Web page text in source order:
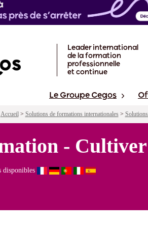
Leader international
de la formation
professionnelle
et continue
Le Groupe Cegos
Accueil> Solutions de formations internationales>
-
disponibles